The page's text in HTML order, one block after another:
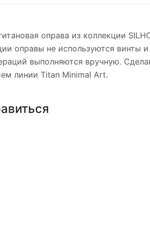
оправа из коллекции
оправы не используются
выполняются вручную.
линии Titan Minimal Art.